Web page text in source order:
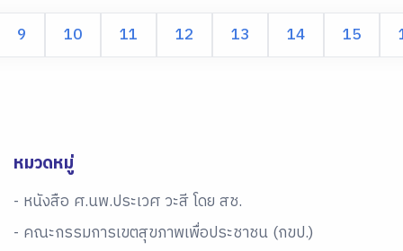
9 10 11 12 13 14 15
หมวดหมู่
- หนังสือ ศ.นพ.ประเวศ วะสี โดย สช.
- คณะกรรมการเขตสุขภาพเพื่อประชาชน (กขป.)